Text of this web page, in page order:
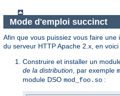
Mode d'emploi succinct
Afin que vous puissiez vous faire une
du serveur HTTP Apache 2.x, en
Construire et installer un
de la distribution, par exemple
module DSO mod_foo.so :